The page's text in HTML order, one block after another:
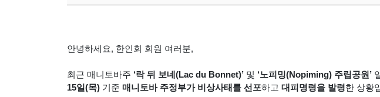
안녕하세요, 한인회 회원 여러분,
최근 매니토바주 ‘락 뒤 보네(Lac du Bonnet)’ 및 ‘노피밍(Nopiming) 주립공원’
15일(목) 기준 매니토바 주정부가 비상사태를 선포하고 대피명령을 발령한 상황